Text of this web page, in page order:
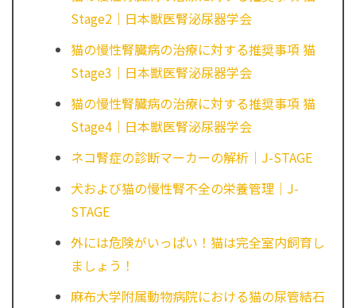
Stage2｜日本獣医腎泌尿器学会
猫の慢性腎臓病の治療に対する推奨事項 猫
Stage3｜日本獣医腎泌尿器学会
猫の慢性腎臓病の治療に対する推奨事項 猫
Stage4｜日本獣医腎泌尿器学会
ネコ腎症の診断マーカーの解析｜J-STAGE
犬および猫の慢性腎不全の栄養管理｜J-
STAGE
外には危険がいっぱい！猫は完全室内飼育し
ましょう！
麻布大学附属動物病院における猫の尿管結石